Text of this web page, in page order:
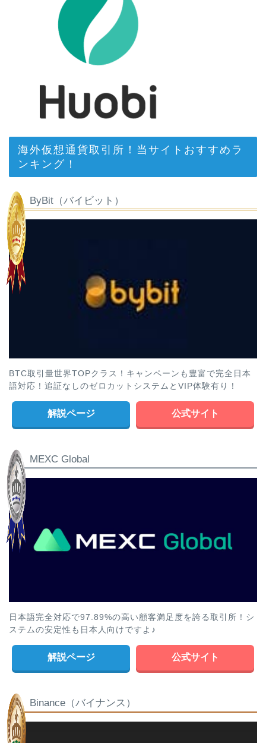
海外仮想通貨取引所！当サイトおすすめラ
ンキング！
ByBit（バイビット）
BTC取引量世界TOPクラス！キャンペーンも豊富で完全日本
語対応！追証なしのゼロカットシステムとVIP体験有り！
解説ページ 公式サイト
MEXC Global
日本語完全対応で97.89%の高い顧客満足度を誇る取引所！シ
ステムの安定性も日本人向けですよ♪
解説ページ 公式サイト
Binance（バイナンス）